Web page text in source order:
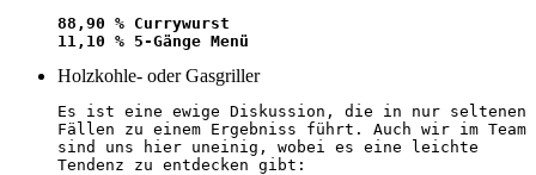
88,90 % Currywurst
11,10 % 5-Gänge Menü
Holzkohle- oder Gasgriller
Es ist eine ewige Diskussion, die in nur seltenen
Fällen zu einem Ergebniss führt. Auch wir im Team
sind uns hier uneinig, wobei es eine leichte
Tendenz zu entdecken gibt: